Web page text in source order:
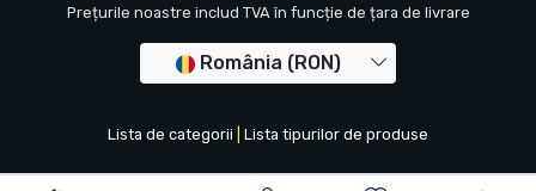
Prețurile noastre includ TVA în funcție de țara de livrare
România (RON)
Lista de categorii Lista tipurilor de produse